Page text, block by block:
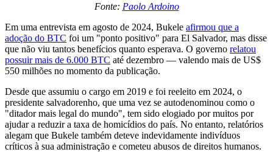
Fonte: Paolo Ardoino
Em uma entrevista em agosto de 2024, Bukele afirmou que a
adoção do BTC foi um "ponto positivo" para El Salvador, mas disse
que não viu tantos benefícios quanto esperava. O governo relatou
possuir mais de 6.000 BTC até dezembro — valendo mais de US$
550 milhões no momento da publicação.
Desde que assumiu o cargo em 2019 e foi reeleito em 2024, o
presidente salvadorenho, que uma vez se autodenominou como o
"ditador mais legal do mundo", tem sido elogiado por muitos por
ajudar a reduzir a taxa de homicídios do país. No entanto, relatórios
alegam que Bukele também deteve indevidamente indivíduos
críticos à sua administração e cometeu abusos de direitos humanos.